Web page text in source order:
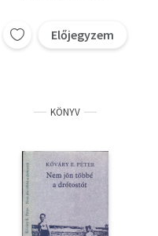
Előjegyzem
KÖNYV